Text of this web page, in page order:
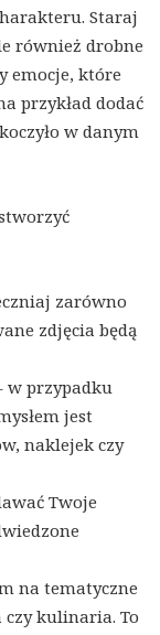
Staraj
również drobne
emocje, które
przykład dodać
w danym
zarówno
zdjęcia będą
w przypadku
jest
naklejek czy
Twoje
na tematyczne
kulinaria. To